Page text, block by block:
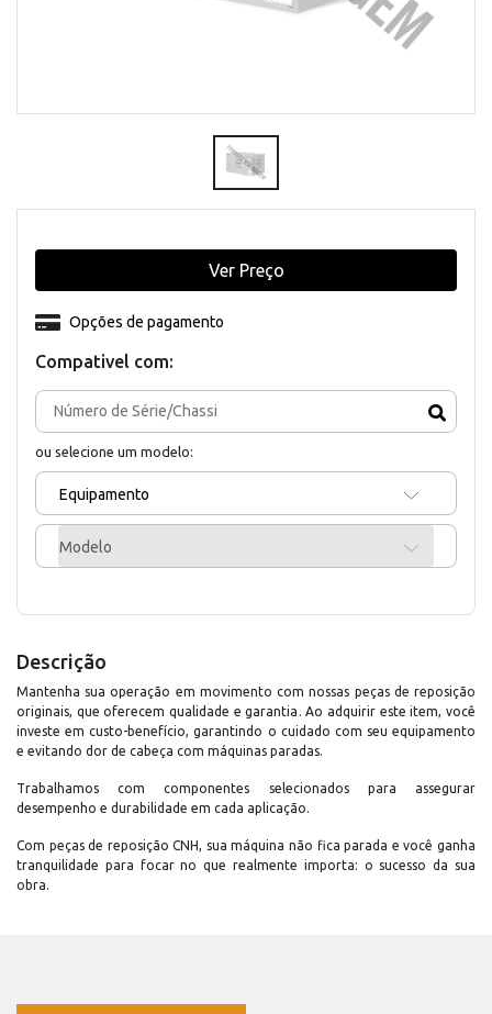
Compativel com:
ou selecione um modelo:
Equipamento
Modelo
Opções de pagamento
Ver Preço
Descrição
Mantenha sua operação em movimento com nossas peças de reposição
originais, que oferecem qualidade e garantia. Ao adquirir este item, você
investe em custo-benefício, garantindo o cuidado com seu equipamento
e evitando dor de cabeça com máquinas paradas.
Trabalhamos com componentes selecionados para assegurar
desempenho e durabilidade em cada aplicação.
Com peças de reposição CNH, sua máquina não fica parada e você ganha
tranquilidade para focar no que realmente importa: o sucesso da sua
obra.